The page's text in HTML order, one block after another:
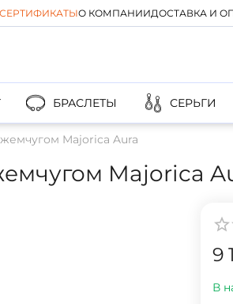
О КОМПАНИИДОСТАВКА И
БРАСЛЕТЫ СЕРЬГИ
Majorica Aura
Majorica
9
В